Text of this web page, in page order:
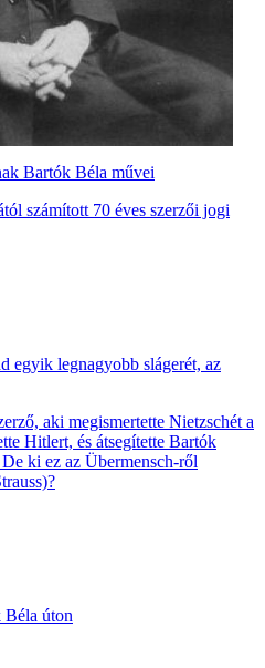
Bartók Béla művei
számított 70 éves szerzői jogi
egyik legnagyobb slágerét, az
aki megismertette Nietzschét a
Hitlert, és átsegítette Bartók
ki ez az Übermensch-ről
Béla úton